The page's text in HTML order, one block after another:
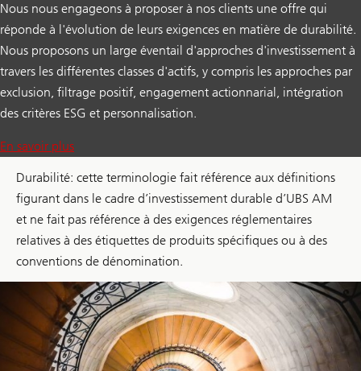
Nous nous engageons à proposer à nos clients une offre qui
réponde à l'évolution de leurs exigences en matière de durabilité.
Nous proposons un large éventail d'approches d'investissement à
travers les différentes classes d'actifs, y compris les approches par
exclusion, filtrage positif, engagement actionnarial, intégration
des critères ESG et personnalisation.
En savoir plus
Durabilité: cette terminologie fait référence aux définitions
figurant dans le cadre d’investissement durable d’UBS AM
et ne fait pas référence à des exigences réglementaires
relatives à des étiquettes de produits spécifiques ou à des
conventions de dénomination.